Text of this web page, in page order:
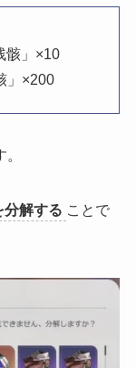
骸」×10
」×200
分解する ことで